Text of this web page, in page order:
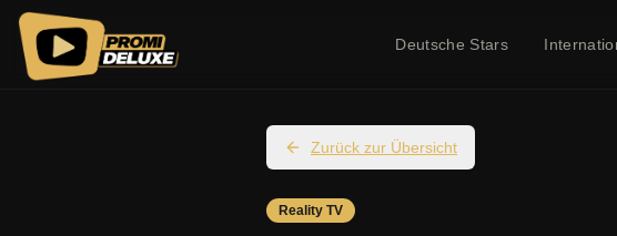
Deutsche Stars
Zurück zur Übersicht
Reality TV